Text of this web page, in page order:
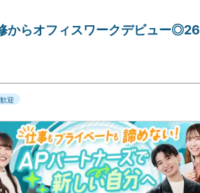
からオフィスワークデビュー◎26
迎